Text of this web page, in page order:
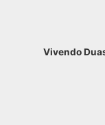
Vivendo